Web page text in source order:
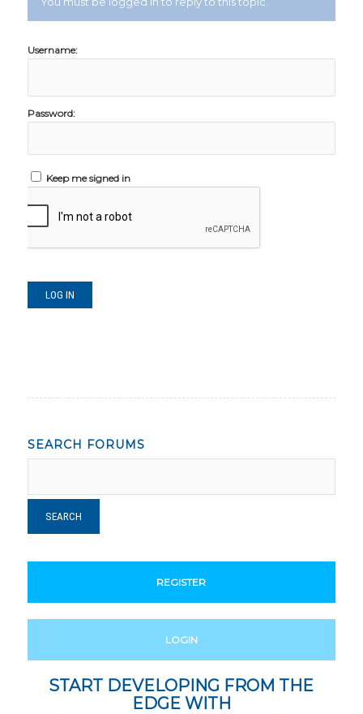
Username:
Password:
Keep me signed in
LOG IN
SEARCH FORUMS
REGISTER
LOGIN
START DEVELOPING FROM THE
EDGE WITH